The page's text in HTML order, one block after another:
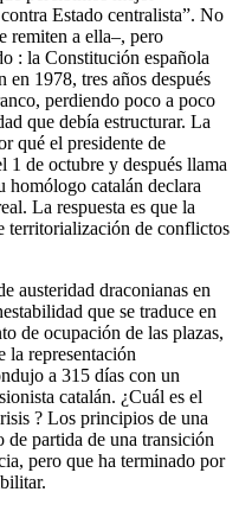
Estado centralista”. No
remiten a ella–, pero
: la Constitución española
1978, tres años después
perdiendo poco a poco
que debía estructurar. La
qué el presidente de
1 de octubre y después llama
homólogo catalán declara
La respuesta es que la
territorialización de conflictos
austeridad draconianas en
que se traduce en
de ocupación de las plazas,
la representación
a 315 días con un
catalán. ¿Cuál es el
? Los principios de una
partida de una transición
pero que ha terminado por